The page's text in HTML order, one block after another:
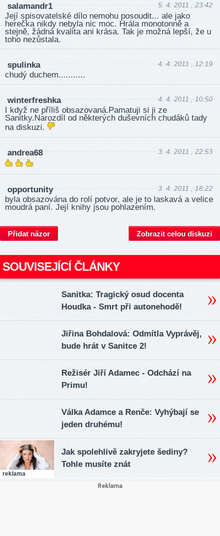
salamandr1 5. 4. 2011 , 23:42
Její spisovatelské dílo nemohu posoudit... ale jako
herečka nikdy nebyla nic moc. Hrála monotonně a
stejně, žádná kvalita ani krása. Tak je možná lepší, že u
toho nezůstala.
spulinka 4. 4. 2011 , 12:19
chudý duchem...........
winterfreshka 4. 4. 2011 , 10:50
I když ne příliš obsazovaná.Pamatuji si ji ze
Sanitky.Narozdíl od některých duševních chudáků tady
na diskuzi.
andrea68 3. 4. 2011 , 22:53
opportunity 3. 4. 2011 , 18:22
byla obsazována do rolí potvor, ale je to laskavá a velice
moudrá paní. Její knihy jsou pohlazením.
Přidat názor Zobrazit celou diskuzi
SOUVISEJÍCÍ ČLÁNKY
Sanitka: Tragický osud docenta
Houdka - Smrt při autonehodě!
Jiřina Bohdalová: Odmítla Vyprávěj,
bude hrát v Sanitce 2!
Režisér Jiří Adamec - Odchází na
Primu!
Válka Adamce a Renče: Vyhýbají se
jeden druhému!
reklama
Jak spolehlivě zakryjete šediny?
Tohle musíte znát